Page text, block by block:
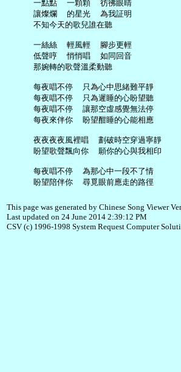
     一點點  一顆顆  彷彿眼睛
     讓燦爛  的星光  為我証明
     不知今天的歌兒誰在聽
     一絲絲  輕風輕  腳步更輕
     低聲哼  悄悄唱  如同回音
     那婉轉的歌聲溫柔動聽
     每夜唱不停  只為心中思緒難平靜
     每夜唱不停  只為遲睡的心盼望聽
     每夜唱不停  讓那空虛感覺無法停
     每夜來伴你  盼望酣睡的心能相應
     夜夜夜夜風裡唱  劃破時空穿過寧靜
     盼望歌聲飄向你  願你的心與我相印
     每夜唱不停  為那心中一段不了情
This page was generated by Chinese Song Viewer
Last updated on 24 June 2014 2:39:12 PM
CSV (c) 1996-1998 System Request Computer